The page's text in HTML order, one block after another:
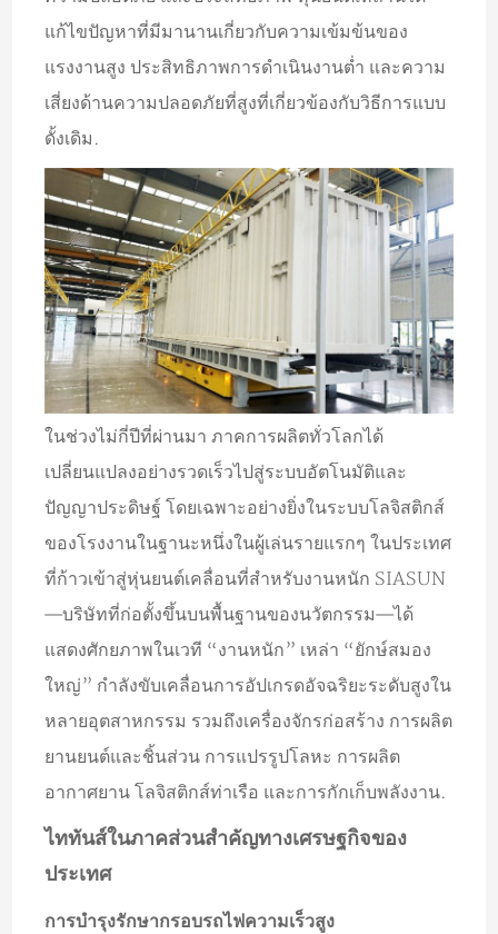
แก้ไขปัญหาที่มีมานานเกี่ยวกับความเข้มข้นของ
แรงงานสูง ประสิทธิภาพการดำเนินงานต่ำ และความ
เสี่ยงด้านความปลอดภัยที่สูงที่เกี่ยวข้องกับวิธีการแบบ
ดั้งเดิม.
ในช่วงไม่กี่ปีที่ผ่านมา ภาคการผลิตทั่วโลกได้
เปลี่ยนแปลงอย่างรวดเร็วไปสู่ระบบอัตโนมัติและ
ปัญญาประดิษฐ์ โดยเฉพาะอย่างยิ่งในระบบโลจิสติกส์
ของโรงงานในฐานะหนึ่งในผู้เล่นรายแรกๆ ในประเทศ
ที่ก้าวเข้าสู่หุ่นยนต์เคลื่อนที่สำหรับงานหนัก SIASUN
—บริษัทที่ก่อตั้งขึ้นบนพื้นฐานของนวัตกรรม—ได้
แสดงศักยภาพในเวที “งานหนัก” เหล่า “ยักษ์สมอง
ใหญ่” กำลังขับเคลื่อนการอัปเกรดอัจฉริยะระดับสูงใน
หลายอุตสาหกรรม รวมถึงเครื่องจักรก่อสร้าง การผลิต
ยานยนต์และชิ้นส่วน การแปรรูปโลหะ การผลิต
อากาศยาน โลจิสติกส์ท่าเรือ และการกักเก็บพลังงาน.
ไททันส์ในภาคส่วนสำคัญทางเศรษฐกิจของ
ประเทศ
การบำรุงรักษากรอบรถไฟความเร็วสูง